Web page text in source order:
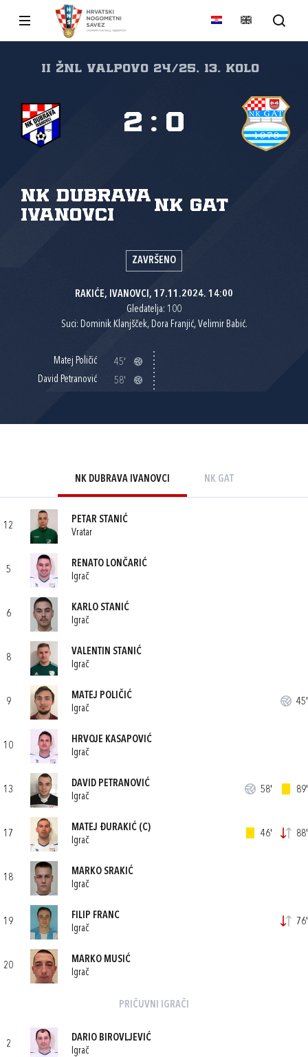
II ŽNL VALPOVO 24/25, 13. kolo
NK Dubrava
Ivanovci
NK Gat
2 : 0
ZAVRŠENO
RAKIĆE, IVANOVCI, 17.11.2024. 14:00
Gledatelja: 100
Suci: Dominik Klanjšček, Dora Franjić, Velimir Babić.
Matej Poličić
45'
David Petranović
58'
NK DUBRAVA IVANOVCI NK GAT
12
PETAR STANIĆ
Vratar
5
RENATO LONČARIĆ
Igrač
6
KARLO STANIĆ
Igrač
8
VALENTIN STANIĆ
Igrač
9
MATEJ POLIČIĆ
Igrač
45'
10
HRVOJE KASAPOVIĆ
Igrač
13
DAVID PETRANOVIĆ
Igrač
58' 89'
17
MATEJ ĐURAKIĆ (C)
Igrač
46' 88'
18
MARKO SRAKIĆ
Igrač
19
FILIP FRANC
Igrač
76'
20
MARKO MUSIĆ
Igrač
PRIČUVNI IGRAČI
2
DARIO BIROVLJEVIĆ
Igrač